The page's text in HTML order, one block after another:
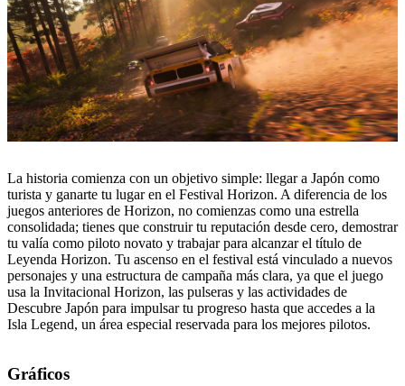
La historia comienza con un objetivo simple: llegar a Japón como
turista y ganarte tu lugar en el Festival Horizon. A diferencia de los
juegos anteriores de Horizon, no comienzas como una estrella
consolidada; tienes que construir tu reputación desde cero, demostrar
tu valía como piloto novato y trabajar para alcanzar el título de
Leyenda Horizon. Tu ascenso en el festival está vinculado a nuevos
personajes y una estructura de campaña más clara, ya que el juego
usa la Invitacional Horizon, las pulseras y las actividades de
Descubre Japón para impulsar tu progreso hasta que accedes a la
Isla Legend, un área especial reservada para los mejores pilotos.
Gráficos